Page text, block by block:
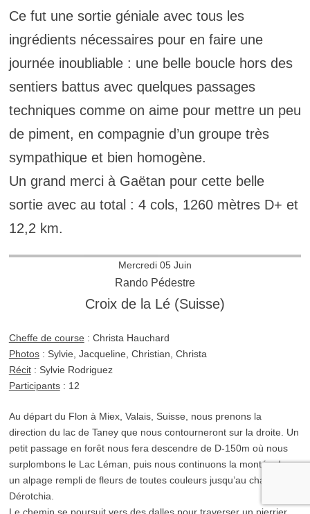
Ce fut une sortie géniale avec tous les
ingrédients nécessaires pour en faire une
journée inoubliable : une belle boucle hors des
sentiers battus avec quelques passages
techniques comme on aime pour mettre un peu
de piment, en compagnie d’un groupe très
sympathique et bien homogène.
Un grand merci à Gaëtan pour cette belle
sortie avec au total : 4 cols, 1260 mètres D+ et
12,2 km.
Mercredi 05 Juin
Rando Pédestre
Croix de la Lé (Suisse)
Cheffe de course : Christa Hauchard
Photos: Sylvie, Jacqueline, Christian, Christa
Récit: Sylvie Rodriguez
Participants: 12
Au départ du Flon à Miex, Valais, Suisse, nous prenons la
direction du lac de Taney que nous contourneront sur la droite. Un
petit passage en forêt nous fera descendre de D-150m où nous
surplombons le Lac Léman, puis nous continuons la montée dans
un alpage rempli de fleurs de toutes couleurs jusqu’au chalet, La
Dérotchia.